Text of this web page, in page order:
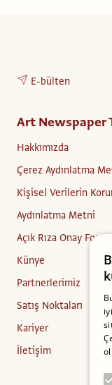
E-bülten
Art Newspaper
Hakkımızda
Çerez Aydınlatma
Kişisel Verilerin
Aydınlatma Metni
Açık Rıza Onay Formu
Künye
Partnerlerimiz
Satış Noktaları
Kariyer
İletişim